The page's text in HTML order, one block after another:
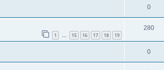
0
1 … 15 16 17 18 19
280
0